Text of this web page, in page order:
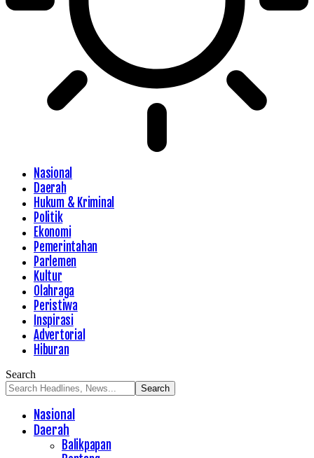
Nasional
Daerah
Hukum & Kriminal
Politik
Ekonomi
Pemerintahan
Parlemen
Kultur
Olahraga
Peristiwa
Inspirasi
Advertorial
Hiburan
Search
Nasional
Daerah
Balikpapan